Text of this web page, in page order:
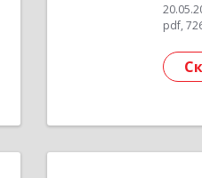
pdf,